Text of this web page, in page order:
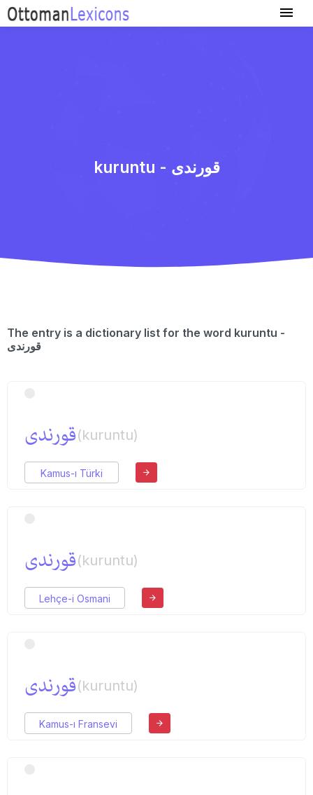
kuruntu - قورندی
The entry is a dictionary list for the word kuruntu -
قورندی
قورندی(kuruntu)
Kamus-ı Türki
قورندی(kuruntu)
Lehçe-i Osmani
قورندی(kuruntu)
Kamus-ı Fransevi